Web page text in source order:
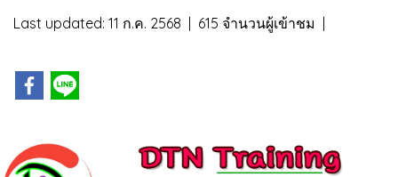
Last updated: 11 ก.ค. 2568 615 จำนวนผู้เข้าชม